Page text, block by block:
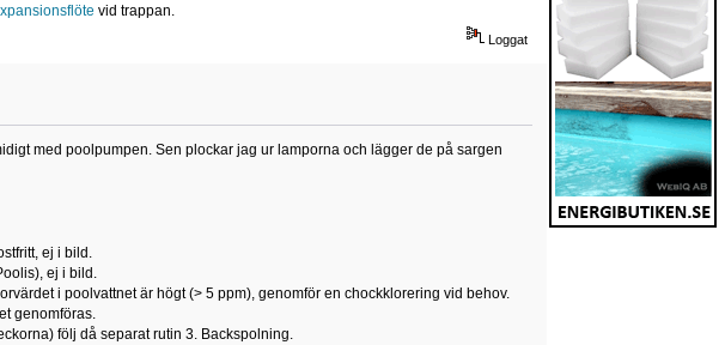
vid trappan.
Loggat
med poolpumpen. Sen plockar jag ur lamporna och lägger de på sargen
ej i bild.
ej i bild.
i poolvattnet är högt (> 5 ppm), genomför en chockklorering vid behov.
genomföras.
följ då separat rutin 3. Backspolning.